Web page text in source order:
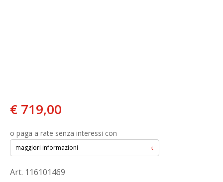
€ 719,00
o paga a rate senza interessi con
maggiori informazioni
Art. 116101469